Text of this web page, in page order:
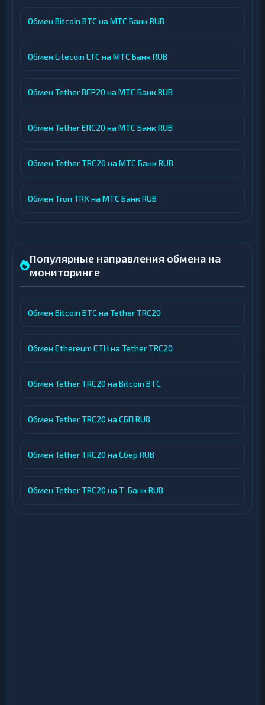
Обмен Bitcoin BTC на МТС Банк RUB
Обмен Litecoin LTC на МТС Банк RUB
Обмен Tether BEP20 на МТС Банк RUB
Обмен Tether ERC20 на МТС Банк RUB
Обмен Tether TRC20 на МТС Банк RUB
Обмен Tron TRX на МТС Банк RUB
Популярные направления обмена на
мониторинге
Обмен Bitcoin BTC на Tether TRC20
Обмен Ethereum ETH на Tether TRC20
Обмен Tether TRC20 на Bitcoin BTC
Обмен Tether TRC20 на СБП RUB
Обмен Tether TRC20 на Сбер RUB
Обмен Tether TRC20 на Т-Банк RUB